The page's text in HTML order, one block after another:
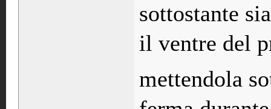
sottostante
il ventre del
mettendola